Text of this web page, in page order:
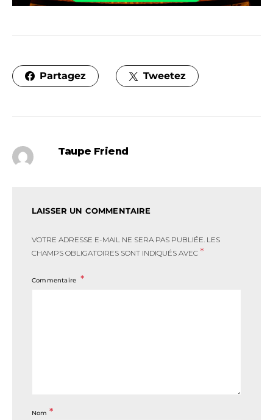
Partagez Tweetez
Taupe Friend
LAISSER UN COMMENTAIRE
VOTRE ADRESSE E-MAIL NE SERA PAS PUBLIÉE. LES
CHAMPS OBLIGATOIRES SONT INDIQUÉS AVEC *
Commentaire
Nom *